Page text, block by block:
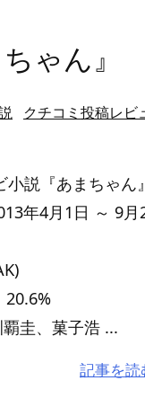
ゃん』
クチコミ投稿レビ
説『あまちゃん』
年4月1日 ～ 9月
圭、菓子浩 ...
記事を読